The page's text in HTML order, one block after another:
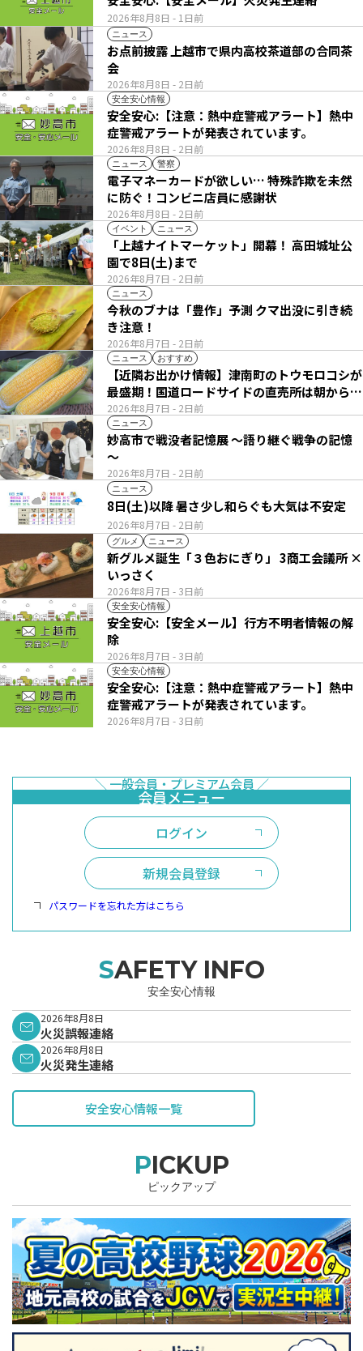
2026年8月8日 - 1日前
ニュース
2026年8月8日 - 2日前
お点前披露 上越市で県内高校茶道部の合同茶
会
安全安心情報
2026年8月8日 - 2日前
安全安心:【注意：熱中症警戒アラート】熱中
症警戒アラートが発表されています。
ニュース 警察
2026年8月8日 - 2日前
電子マネーカードが欲しい… 特殊詐欺を未然
に防ぐ！コンビニ店員に感謝状
イベント ニュース
2026年8月7日 - 2日前
「上越ナイトマーケット」開幕！ 高田城址公
園で8日(土)まで
ニュース
2026年8月7日 - 2日前
今秋のブナは「豊作」予測 クマ出没に引き続
き注意！
ニュース おすすめ
2026年8月7日 - 2日前
【近隣お出かけ情報】津南町のトウモロコシが
最盛期！国道ロードサイドの直売所は朝から長
い列
ニュース
2026年8月7日 - 2日前
妙高市で戦没者記憶展 ～語り継ぐ戦争の記憶
～
ニュース
2026年8月7日 - 2日前
8日(土)以降 暑さ少し和らぐも大気は不安定
グルメ ニュース
2026年8月7日 - 3日前
新グルメ誕生「３色おにぎり」 3商工会議所 ×
いっさく
安全安心情報
2026年8月7日 - 3日前
安全安心:【安全メール】行方不明者情報の解
除
安全安心情報
2026年8月7日 - 3日前
安全安心:【注意：熱中症警戒アラート】熱中
症警戒アラートが発表されています。
ログイン
新規会員登録
パスワードを忘れた方はこちら
SAFETY INFO
安全安心情報
2026年8月8日
火災誤報連絡
2026年8月8日
火災発生連絡
安全安心情報一覧
PICKUP
ピックアップ